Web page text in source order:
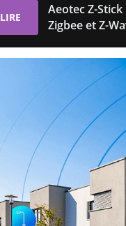
LIRE
Aeotec Z-
Zigbee et Z-